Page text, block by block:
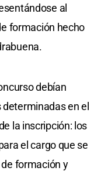
al
formación hecho
debían
en el
la inscripción: los
el cargo que se
formación y